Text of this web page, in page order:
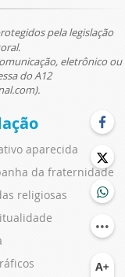
pela legislação
eletrônico ou
do A12
aparecida
da fraternidade
religiosas